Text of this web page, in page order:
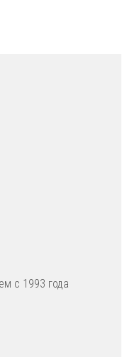
с 1993 года